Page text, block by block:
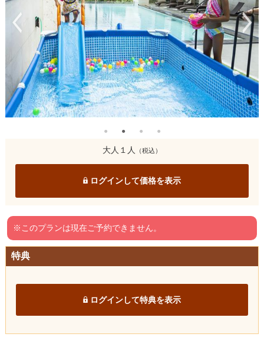
大人１人 （税込）
ログインして価格を表示
※このプランは現在ご予約できません。
特典
ログインして特典を表示